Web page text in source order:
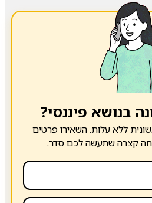
בנושא פיננסי?
ללא עלות. השאירו פרטים
קצרה שתעשה לכם סדר.